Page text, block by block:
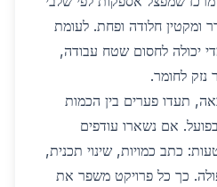
ומקטין חלודה ופחת. לעומת
יכולה לחסום שטח עבודה,
נזק לחומר.
תעדו פערים בין הכמות
אם נשארו עודפים
כתב כמויות, שינוי תכנית,
כך כל פרויקט משפר את